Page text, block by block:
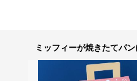
ミッフィーが焼きたてパ